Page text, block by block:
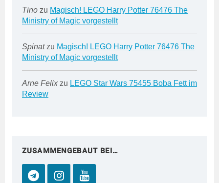
Tino zu Magisch! LEGO Harry Potter 76476 The
Ministry of Magic vorgestellt
Spinatzu Magisch! LEGO Harry Potter 76476 The
Ministry of Magic vorgestellt
Arne Felix zu LEGO Star Wars 75455 Boba Fett im
Review
ZUSAMMENGEBAUT BEI…